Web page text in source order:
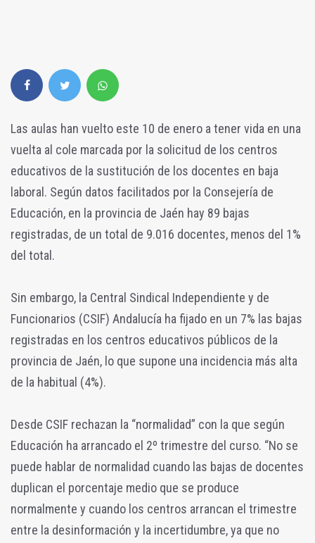
Las aulas han vuelto este 10 de enero a tener vida en una
vuelta al cole marcada por la solicitud de los centros
educativos de la sustitución de los docentes en baja
laboral. Según datos facilitados por la Consejería de
Educación, en la provincia de Jaén hay 89 bajas
registradas, de un total de 9.016 docentes, menos del 1%
del total.
Sin embargo, la Central Sindical Independiente y de
Funcionarios (CSIF) Andalucía ha fijado en un 7% las bajas
registradas en los centros educativos públicos de la
provincia de Jaén, lo que supone una incidencia más alta
de la habitual (4%).
Desde CSIF rechazan la “normalidad” con la que según
Educación ha arrancado el 2º trimestre del curso. “No se
puede hablar de normalidad cuando las bajas de docentes
duplican el porcentaje medio que se produce
normalmente y cuando los centros arrancan el trimestre
entre la desinformación y la incertidumbre, ya que no